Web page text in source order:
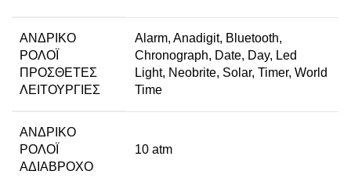
ΑΝΔΡΙΚΌ
ΡΟΛΌΙ
ΠΡΌΣΘΕΤΕΣ
ΛΕΙΤΟΥΡΓΊΕΣ
Alarm, Anadigit, Bluetooth,
Chronograph, Date, Day, Led
Light, Neobrite, Solar, Timer, World
Time
ΑΝΔΡΙΚΌ
ΡΟΛΌΙ
ΑΔΙΆΒΡΟΧΟ
10 atm